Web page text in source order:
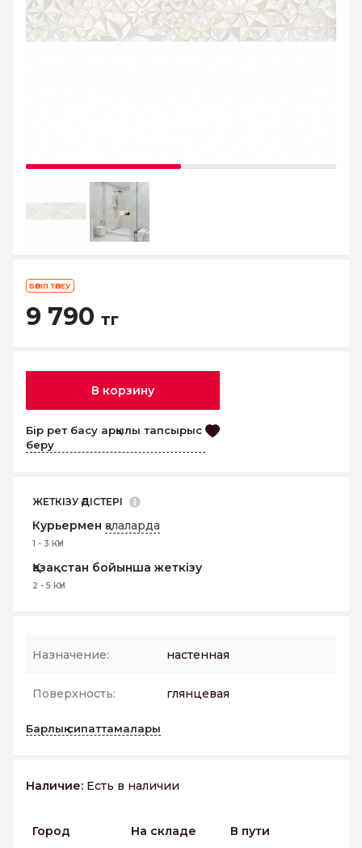
БӨЛІП ТӨЛЕУ
9 790 тг
В корзину
Бір рет басу арқылы тапсырыс
беру
ЖЕТКІЗУ ӘДІСТЕРІ
Курьермен қалаларда
1 - 3 КҮН
Қазақстан бойынша жеткізу
2 - 5 КҮН
Назначение: настенная
Поверхность: глянцевая
Барлық сипаттамалары
Наличие: Есть в наличии
Город На складе
В пути